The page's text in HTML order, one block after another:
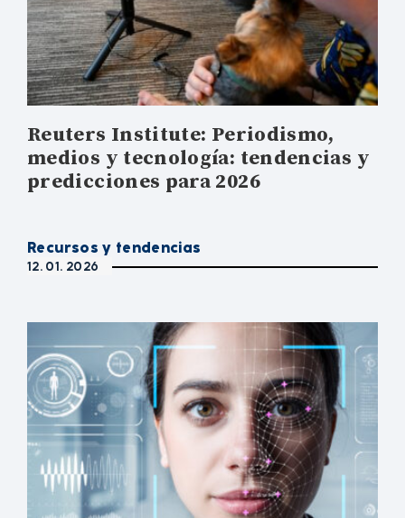
Reuters Institute: Periodismo,
medios y tecnología: tendencias y
predicciones para 2026
Recursos y tendencias
12. 01. 2026